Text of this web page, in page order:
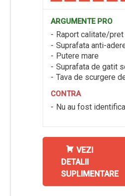
ARGUMENTE PRO
Raport calitate/
Suprafata anti-
Putere mare
Suprafata de gatit
Tava de scurgere
CONTRA
Nu au fost
VEZI
DETALII
SUPLIMENTARE